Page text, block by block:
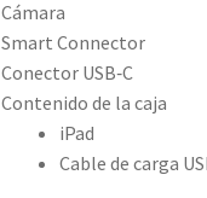
Cámara
Smart Connector
Conector USB‑C
Contenido de la caja
iPad
Cable de carga